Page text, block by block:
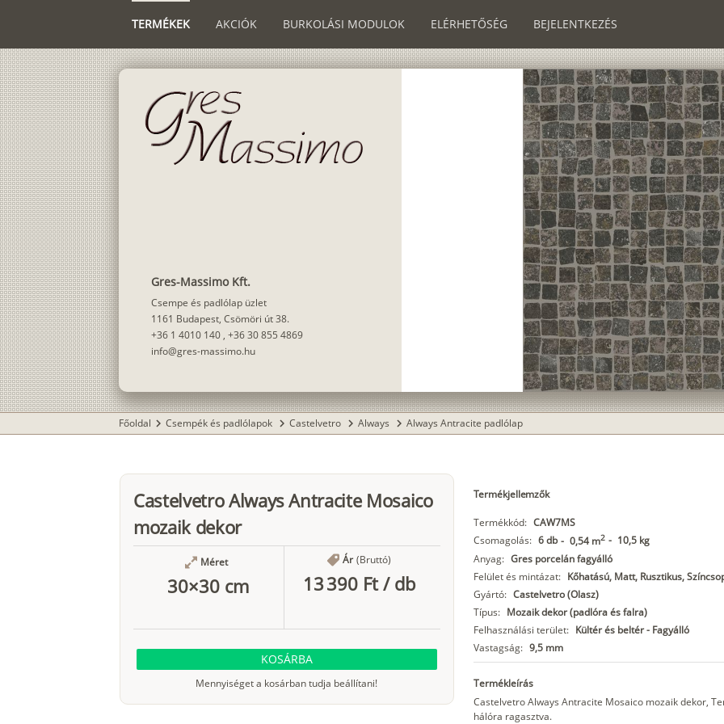
TERMÉKEK AKCIÓK BURKOLÁSI MODULOK ELÉRHETŐSÉG BEJELENTKEZÉS
Gres-Massimo Kft.
Csempe és padlólap üzlet
1161 Budapest, Csömöri út 38.
+36 1 4010 140 , +36 30 855 4869
info@gres-massimo.hu
Főoldal chevron_right Csempék és padlólapok chevron_right Castelvetro chevron_right Always chevron_right Always Antracite padlólap
Castelvetro Always Antracite Mosaico
mozaik dekor
Méret
30×30 cm
Ár (Bruttó)
13 390 Ft/ db
KOSÁRBA
Mennyiséget a kosárban tudja beállítani!
Termékjellemzők
Termékkód: CAW7MS
Csomagolás: 6 db - 0,54 m2 - 10,5 kg
Anyag: Gres porcelán fagyálló
Felület és mintázat: Kőhatású, Matt, Rusztikus,
Gyártó: Castelvetro (Olasz)
Típus: Mozaik dekor (padlóra és falra)
Felhasználási terület: Kültér és beltér - Fagyálló
Vastagság: 9,5 mm
Termékleírás
Castelvetro Always Antracite Mosaico mozaik dekor,
hálóra ragasztva.